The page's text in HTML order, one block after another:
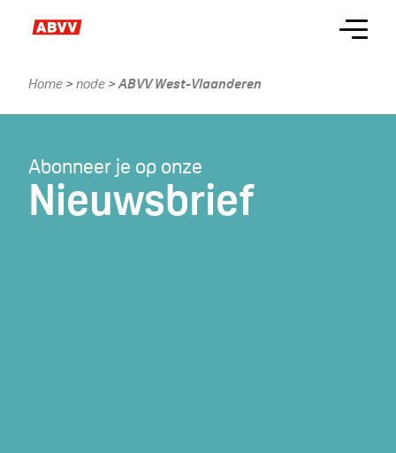
Menu
Home node ABVV West-Vlaanderen
Abonneer je op onze
Nieuwsbrief